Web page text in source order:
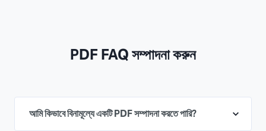
PDF FAQ সম্পাদনা করুন
আমি কিভাবে বিনামূল্যে একটি PDF সম্পাদনা করতে পারি?